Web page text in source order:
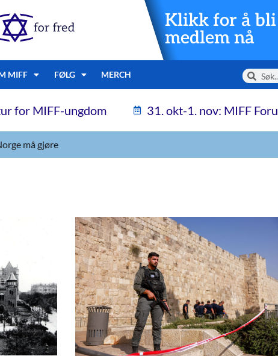
Klikk for å bli
medlem nå
MIFF FØLG MERCH
for MIFF-ungdom 31. okt-1. nov: MIFF
må gjøre